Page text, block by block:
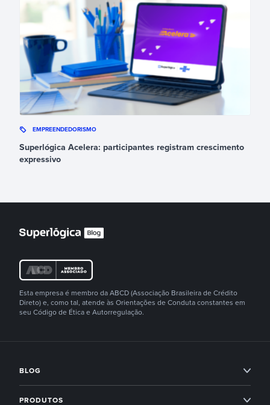
EMPREENDEDORISMO
Superlógica Acelera: participantes registram crescimento
expressivo
Esta empresa é membro da ABCD (Associação Brasileira de Crédito
Direto) e, como tal, atende às Orientações de Conduta constantes em
seu Código de Ética e Autorregulação.
BLOG
PRODUTOS